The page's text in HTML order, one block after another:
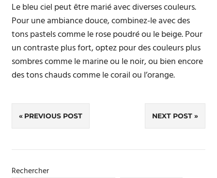
Le bleu ciel peut être marié avec diverses couleurs.
Pour une ambiance douce, combinez-le avec des
tons pastels comme le rose poudré ou le beige. Pour
un contraste plus fort, optez pour des couleurs plus
sombres comme le marine ou le noir, ou bien encore
des tons chauds comme le corail ou l’orange.
Navigation
de
l’article
PREVIOUS POST NEXT POST
Rechercher